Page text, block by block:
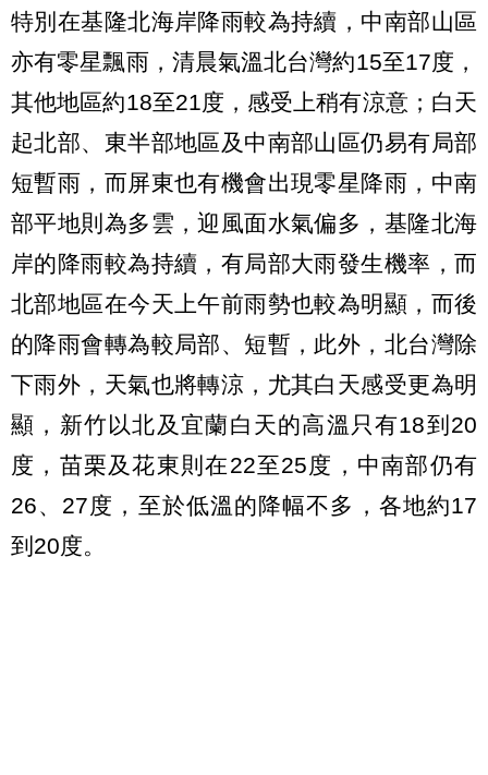
特別在基隆北海岸降雨較為持續，中南部山區
亦有零星飄雨，清晨氣溫北台灣約15至17度，
其他地區約18至21度，感受上稍有涼意；白天
起北部、東半部地區及中南部山區仍易有局部
短暫雨，而屏東也有機會出現零星降雨，中南
部平地則為多雲，迎風面水氣偏多，基隆北海
岸的降雨較為持續，有局部大雨發生機率，而
北部地區在今天上午前雨勢也較為明顯，而後
的降雨會轉為較局部、短暫，此外，北台灣除
下雨外，天氣也將轉涼，尤其白天感受更為明
顯，新竹以北及宜蘭白天的高溫只有18到20
度，苗栗及花東則在22至25度，中南部仍有
26、27度，至於低溫的降幅不多，各地約17
到20度。